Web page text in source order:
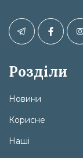
Розділи
Новини
Корисне
Наші